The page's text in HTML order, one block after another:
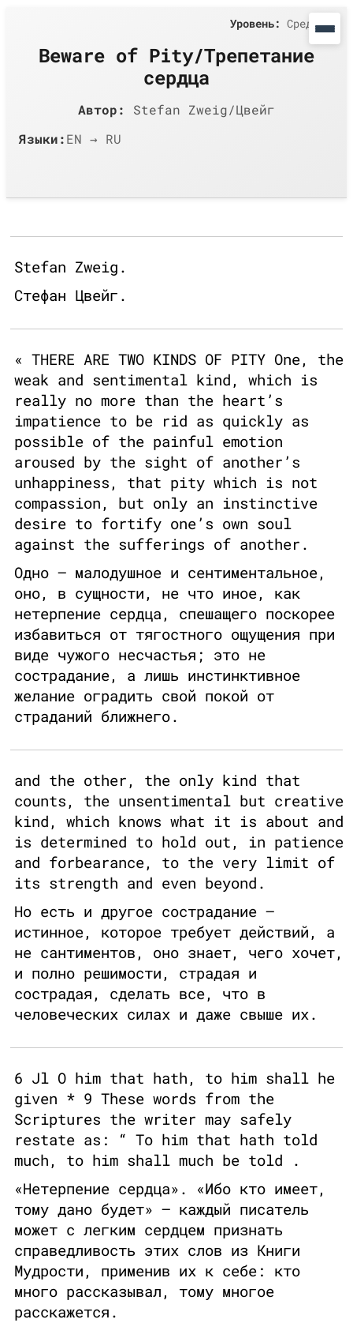
Beware of Pity/Трепетание
сердца
Автор:
Stefan Zweig/Цвейг
Языки:EN → RU
Уровень: Средний
Stefan Zweig.
Стефан Цвейг.
« THERE ARE TWO KINDS OF PITY One, the
weak and sentimental kind, which is
really no more than the heart’s
impatience to be rid as quickly as
possible of the painful emotion
aroused by the sight of another’s
unhappiness, that pity which is not
compassion, but only an instinctive
desire to fortify one’s own soul
against the sufferings of another.
Одно — малодушное и сентиментальное,
оно, в сущности, не что иное, как
нетерпение сердца, спешащего поскорее
избавиться от тягостного ощущения при
виде чужого несчастья; это не
сострадание, а лишь инстинктивное
желание оградить свой покой от
страданий ближнего.
and the other, the only kind that
counts, the unsentimental but creative
kind, which knows what it is about and
is determined to hold out, in patience
and forbearance, to the very limit of
its strength and even beyond.
Но есть и другое сострадание —
истинное, которое требует действий, а
не сантиментов, оно знает, чего хочет,
и полно решимости, страдая и
сострадая, сделать все, что в
человеческих силах и даже свыше их.
6 Jl O him that hath, to him shall he
given * 9 These words from the
Scriptures the writer may safely
restate as: “ To him that hath told
much, to him shall much be told .
«Нетерпение сердца». «Ибо кто имеет,
тому дано будет» — каждый писатель
может с легким сердцем признать
справедливость этих слов из Книги
Мудрости, применив их к себе: кто
много рассказывал, тому многое
расскажется.